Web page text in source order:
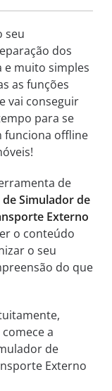
seu
dos
e muito simples
as funções
vai conseguir
para se
funciona offline
de
Simulador de
Externo
o conteúdo
o seu
do que
a
de
Externo